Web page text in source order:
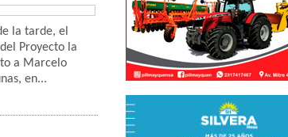
la tarde, el
Proyecto la
a Marcelo
en...